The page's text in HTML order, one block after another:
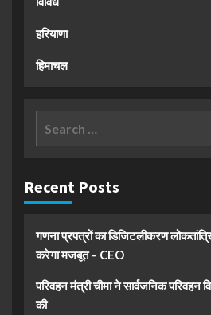
हरियाणा
हिमाचल
Recent Posts
गणना प्रपत्रों का डिजिटलीकरण
करेगा मजबूत – CEO
परिवहन मंत्री चीमा ने सार्वजनिक परिवहन
की